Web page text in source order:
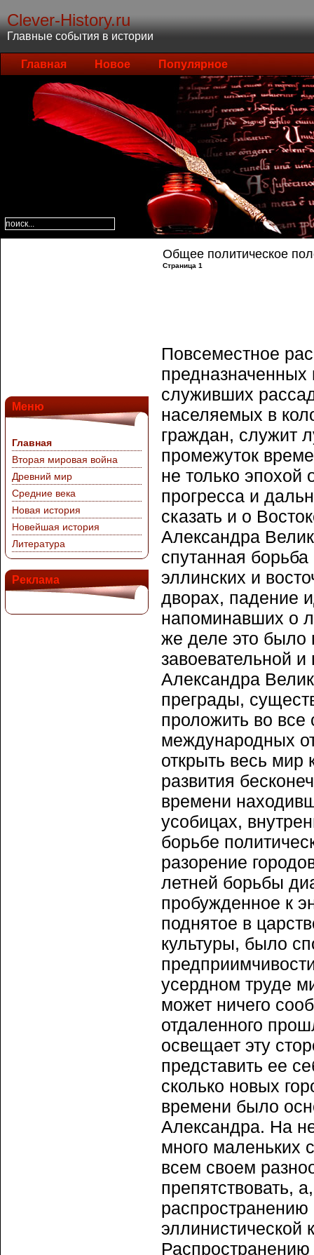
Clever-History.ru
Главные события в истории
Главная Новое Популярное
Меню
Главная
Вторая мировая война
Древний мир
Средние века
Новая история
Новейшая история
Литература
Реклама
Общее политическое
Страница 1
Повсеместное
служивших
населяемых в
граждан, служит
промежуток
не только эпохой
прогресса и
сказать и о
Александра
спутанная
эллинских и
дворах, падение
напоминавших о
же деле это было
завоевательной и
Александра
преграды,
проложить во все
международных
открыть весь
развития
времени
усобицах,
борьбе
разорение
летней борьбы
пробужденное к
поднятое в
культуры, было
усердном труде
может ничего
отдаленного
освещает эту
представить ее
сколько новых
времени было
Александра. На
много маленьких
всем своем
препятствовать,
распространению
эллинистической